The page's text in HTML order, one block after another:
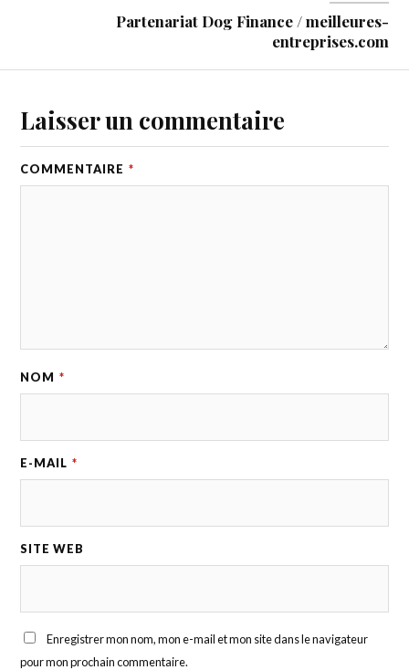
Partenariat Dog Finance / meilleures-
entreprises.com
Laisser un commentaire
COMMENTAIRE *
NOM *
E-MAIL *
SITE WEB
Enregistrer mon nom, mon e-mail et mon site dans le navigateur
pour mon prochain commentaire.